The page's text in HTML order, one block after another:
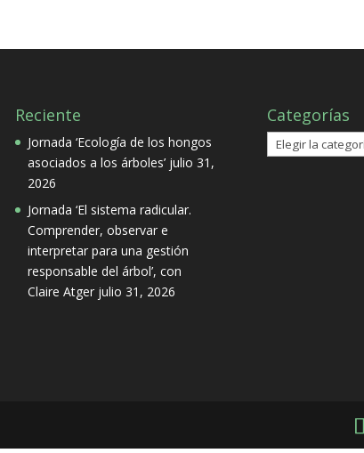
Reciente
Jornada ‘Ecología de los hongos
asociados a los árboles’ julio 31,
2026
Jornada ‘El sistema radicular.
Comprender, observar e
interpretar para una gestión
responsable del árbol’, con
Claire Atger julio 31, 2026
Categorías
Categorías